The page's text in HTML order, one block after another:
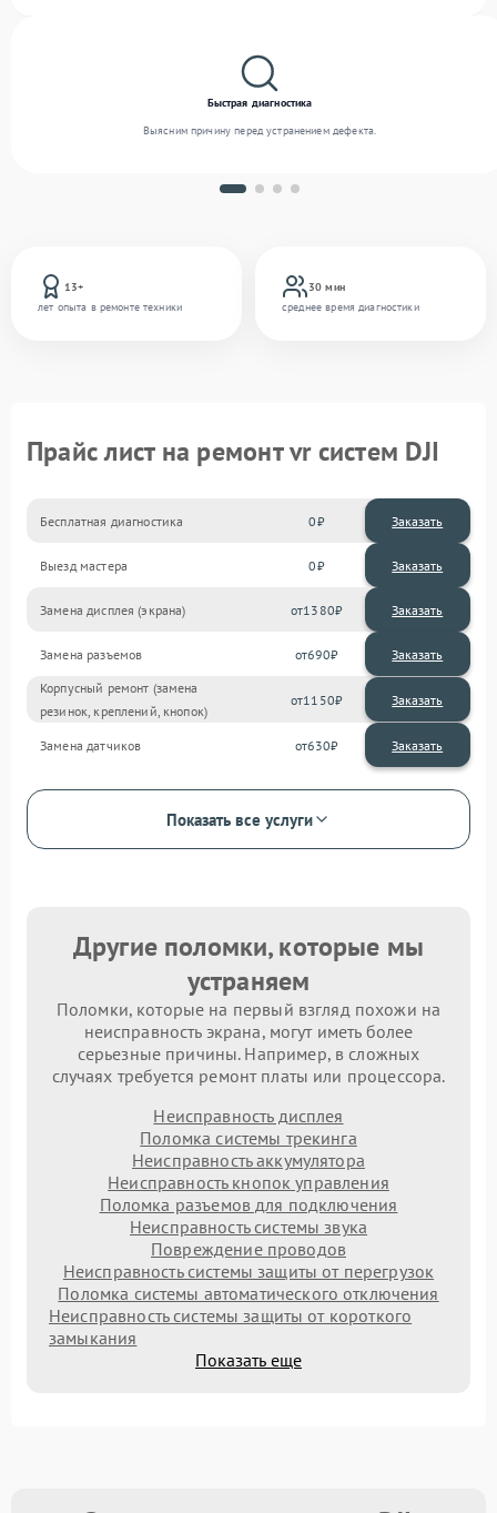
13+
лет опыта в ремонте техники
30 мин
среднее время диагностики
Быстрая диагностика
Выясним причину перед устранением дефекта.
Прайс лист на ремонт vr систем DJI
Бесплатная диагностика 0 Заказать
Выезд мастера 0 Заказать
Замена дисплея (экрана) 1380
Замена разъемов 690
Корпусный ремонт (замена
резинок, креплений, кнопок)
1150
Замена датчиков 630
Показать все услуги
Другие поломки, которые мы
устраняем
Поломки, которые на первый взгляд похожи на
неисправность экрана, могут иметь более
серьезные причины. Например, в сложных
случаях требуется ремонт платы или процессора.
Неисправность дисплея
Поломка системы трекинга
Неисправность аккумулятора
Неисправность кнопок управления
Поломка разъемов для подключения
Неисправность системы звука
Повреждение проводов
Неисправность системы защиты от перегрузок
Поломка системы автоматического отключения
Неисправность системы защиты от короткого
замыкания
Показать еще